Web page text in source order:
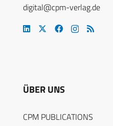
digital@cpm-verlag.de
ÜBER UNS
CPM PUBLICATIONS